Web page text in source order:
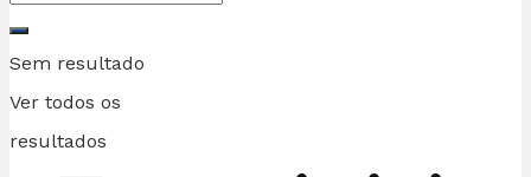
Sem resultado
Ver todos os
resultados